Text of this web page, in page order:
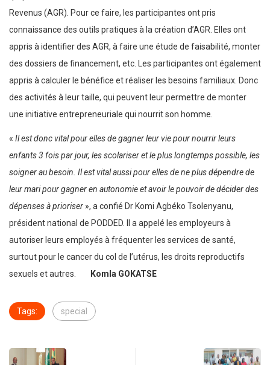
Revenus (AGR). Pour ce faire, les participantes ont pris
connaissance des outils pratiques à la création d’AGR. Elles ont
appris à identifier des AGR, à faire une étude de faisabilité, monter
des dossiers de financement, etc. Les participantes ont également
appris à calculer le bénéfice et réaliser les besoins familiaux. Donc
des activités à leur taille, qui peuvent leur permettre de monter
une initiative entrepreneuriale qui nourrit son homme.
« Il est donc vital pour elles de gagner leur vie pour nourrir leurs
enfants 3 fois par jour, les scolariser et le plus longtemps possible, les
soigner au besoin. Il est vital aussi pour elles de ne plus dépendre de
leur mari pour gagner en autonomie et avoir le pouvoir de décider des
dépenses à prioriser », a confié Dr Komi Agbéko Tsolenyanu,
président national de PODDED. Il a appelé les employeurs à
autoriser leurs employés à fréquenter les services de santé,
surtout pour le cancer du col de l’utérus, les droits reproductifs
sexuels et autres.
Komla GOKATSE
Tags: special